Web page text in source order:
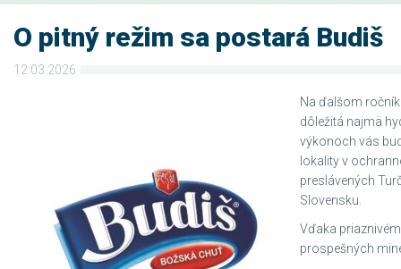
O pitný režim sa postará Budiš
12.03.2026
Na ďalšom
dôležitá najmä
výkonoch vás
lokality v
preslávených
Slovensku.
Vďaka
prospešných